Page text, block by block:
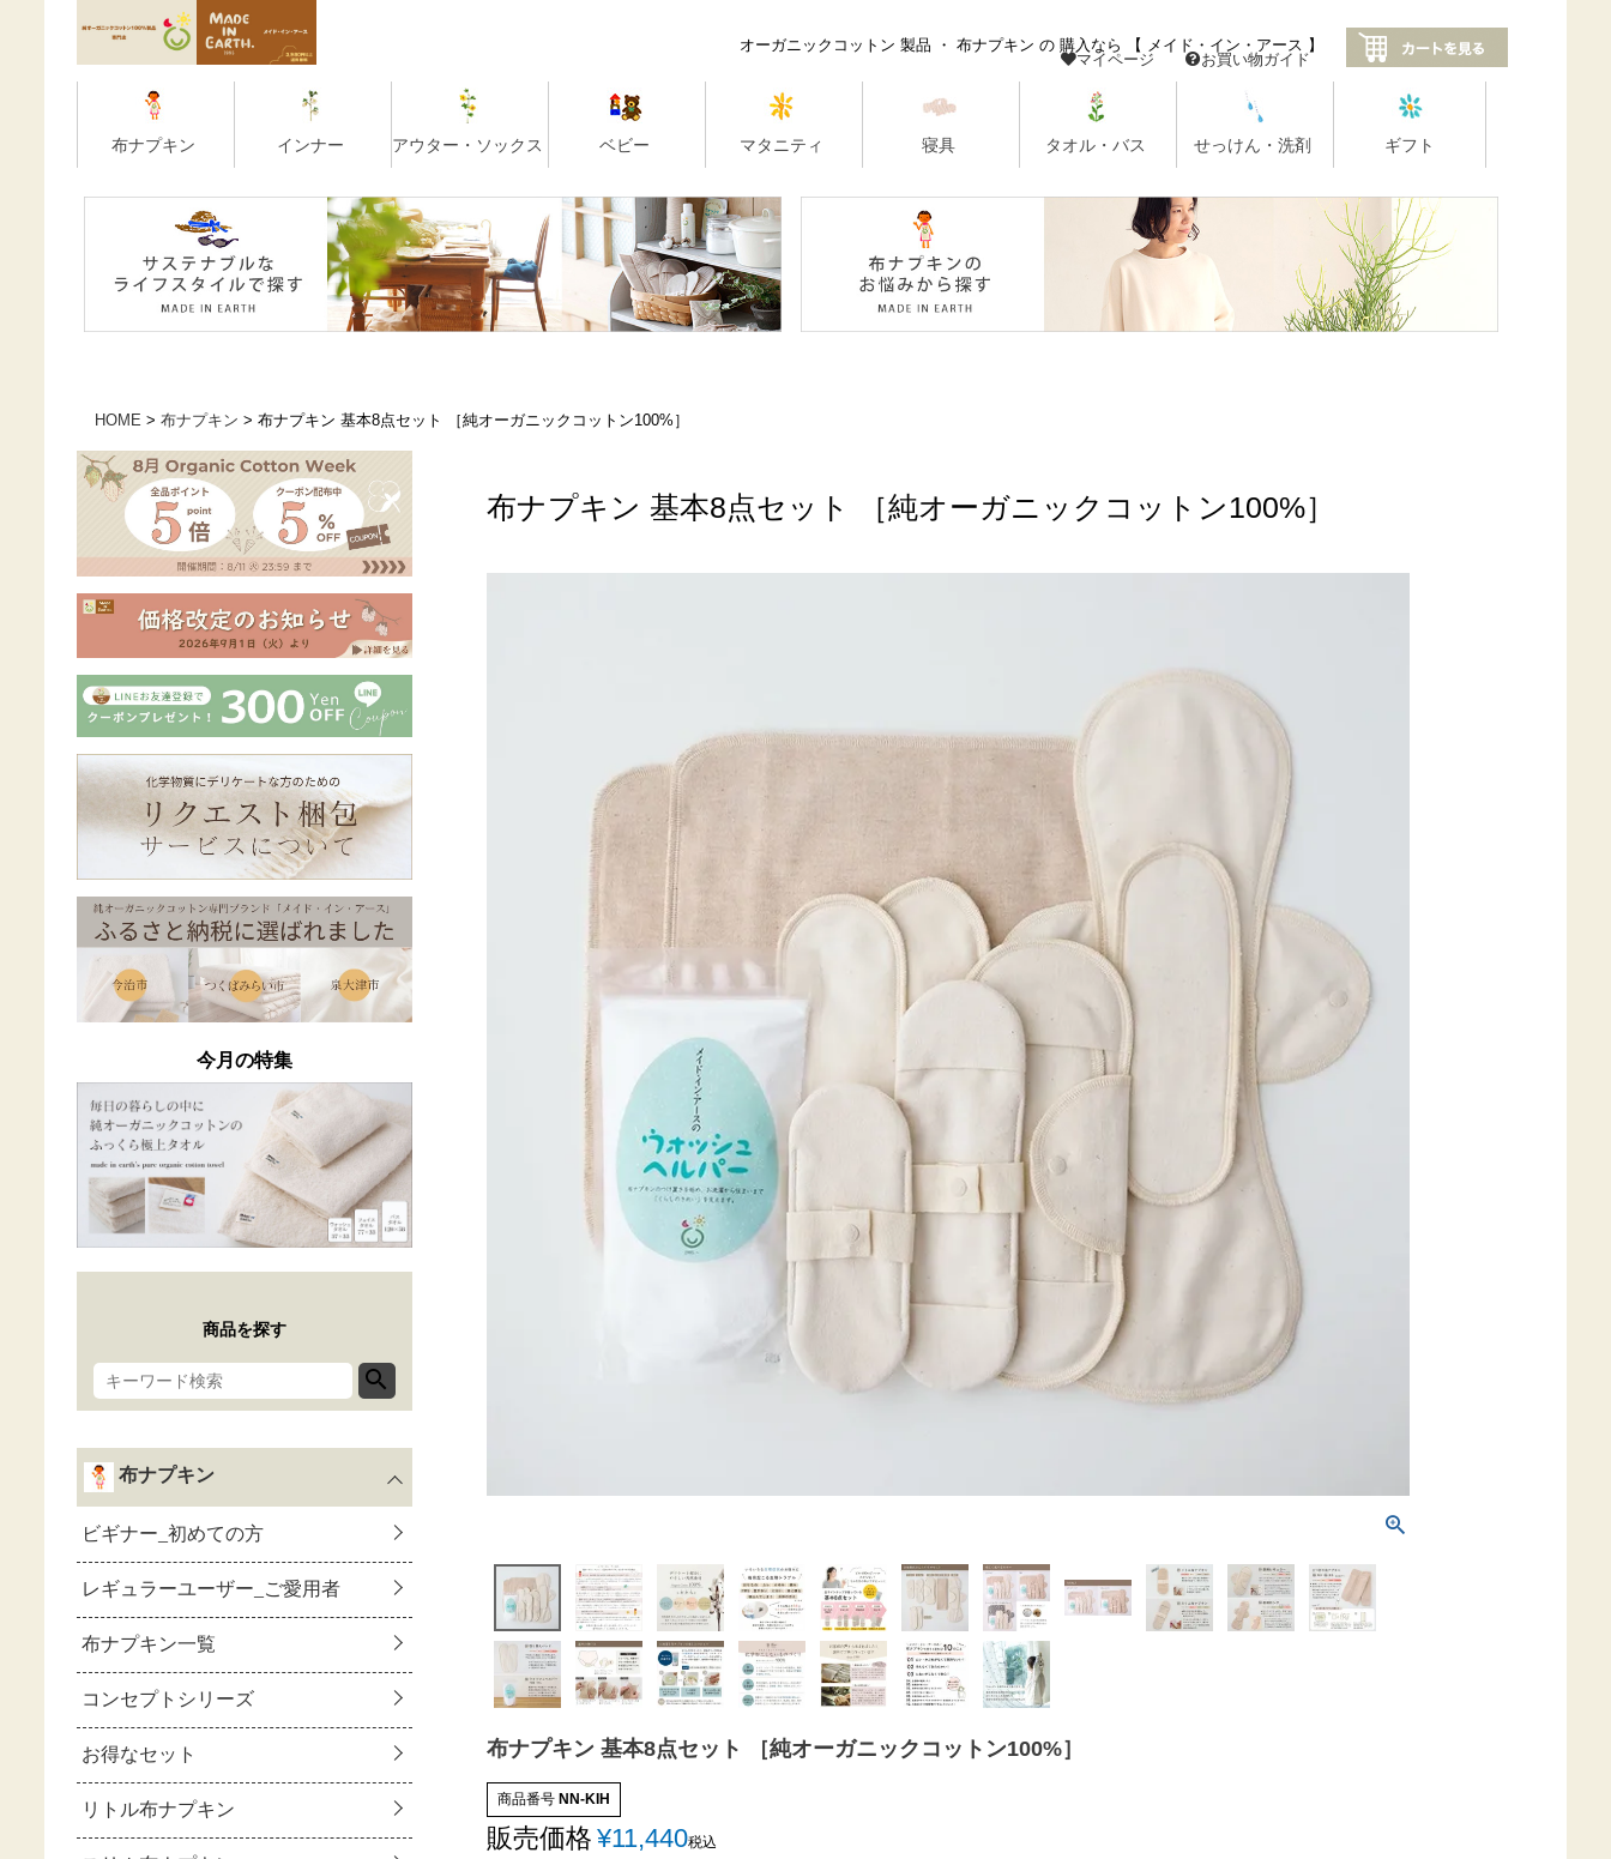
HOME 布ナプキン 布ナプキン 基本8点セット ［純オーガニックコットン100%］
商品を探す
布ナプキン 基本8点セット ［純オーガニックコットン100%］
布ナプキン 基本8点セット ［純オーガニックコットン100%］
商品番号 NN-KIH
販売価格 ¥11,440税込